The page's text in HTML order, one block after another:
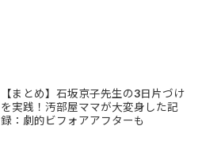
【まとめ】石坂京子先生の3日片づけ
を実践！汚部屋ママが大変身した記
録：劇的ビフォアアフターも